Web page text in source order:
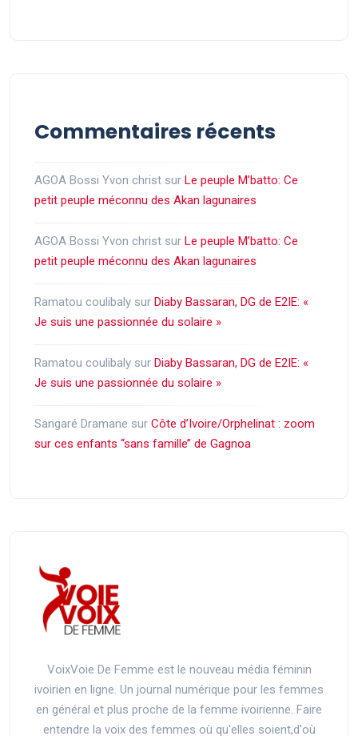
Commentaires récents
AGOA Bossi Yvon christ sur Le peuple M’batto: Ce
petit peuple méconnu des Akan lagunaires
AGOA Bossi Yvon christ sur Le peuple M’batto: Ce
petit peuple méconnu des Akan lagunaires
Ramatou coulibaly sur Diaby Bassaran, DG de E2IE: «
Je suis une passionnée du solaire »
Ramatou coulibaly sur Diaby Bassaran, DG de E2IE: «
Je suis une passionnée du solaire »
Sangaré Dramane sur Côte d’Ivoire/Orphelinat : zoom
sur ces enfants ‘‘sans famille’’ de Gagnoa
VoixVoie De Femme est le nouveau média féminin
ivoirien en ligne. Un journal numérique pour les femmes
en général et plus proche de la femme ivoirienne. Faire
entendre la voix des femmes où qu'elles soient,d'où